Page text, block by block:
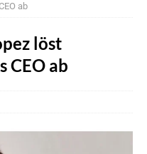
ab
löst
CEO ab